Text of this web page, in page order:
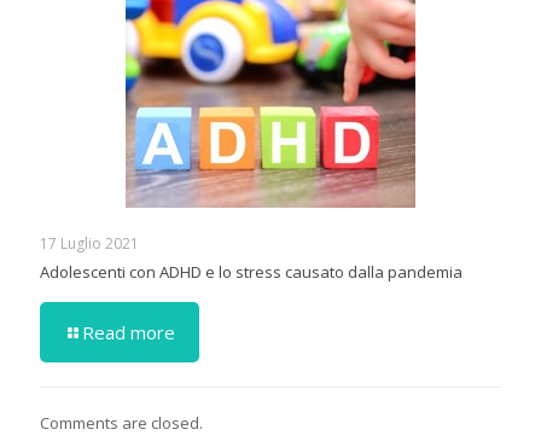
17 Luglio 2021
Adolescenti con ADHD e lo stress causato dalla pandemia
Read more
Comments are closed.